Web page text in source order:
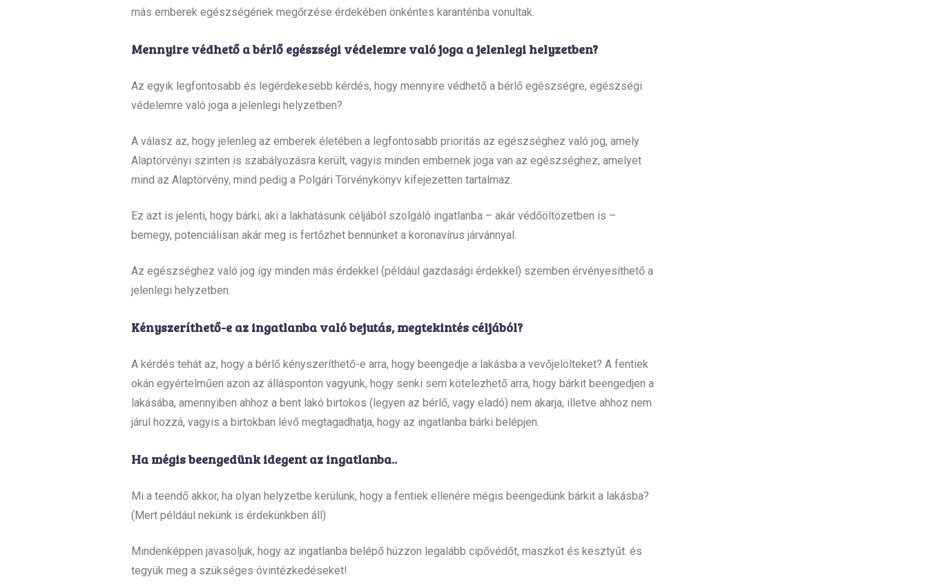
más emberek egészségének megőrzése érdekében önkéntes karanténba vonultak.
Mennyire védhető a bérlő egészségi védelemre való joga a jelenlegi helyzetben?
Az egyik legfontosabb és legérdekesebb kérdés, hogy mennyire védhető a bérlő egészségre, egészségi
védelemre való joga a jelenlegi helyzetben?
A válasz az, hogy jelenleg az emberek életében a legfontosabb prioritás az egészséghez való jog, amely
Alaptörvényi szinten is szabályozásra került, vagyis minden embernek joga van az egészséghez, amelyet
mind az Alaptörvény, mind pedig a Polgári Törvénykönyv kifejezetten tartalmaz.
Ez azt is jelenti, hogy bárki, aki a lakhatásunk céljából szolgáló ingatlanba – akár védőöltözetben is –
bemegy, potenciálisan akár meg is fertőzhet bennünket a koronavírus járvánnyal.
Az egészséghez való jog így minden más érdekkel (például gazdasági érdekkel) szemben érvényesíthető a
jelenlegi helyzetben.
Kényszeríthető-e az ingatlanba való bejutás, megtekintés céljából?
A kérdés tehát az, hogy a bérlő kényszeríthető-e arra, hogy beengedje a lakásba a vevőjelölteket? A fentiek
okán egyértelműen azon az állásponton vagyunk, hogy senki sem kötelezhető arra, hogy bárkit beengedjen a
lakásába, amennyiben ahhoz a bent lakó birtokos (legyen az bérlő, vagy eladó) nem akarja, illetve ahhoz nem
járul hozzá, vagyis a birtokban lévő megtagadhatja, hogy az ingatlanba bárki belépjen.
Ha mégis beengedünk idegent az ingatlanba..
Mi a teendő akkor, ha olyan helyzetbe kerülünk, hogy a fentiek ellenére mégis beengedünk bárkit a lakásba?
(Mert például nekünk is érdekünkben áll)
Mindenképpen javasoljuk, hogy az ingatlanba belépő húzzon legalább cipővédőt, maszkot és kesztyűt. és
tegyük meg a szükséges óvintézkedéseket!